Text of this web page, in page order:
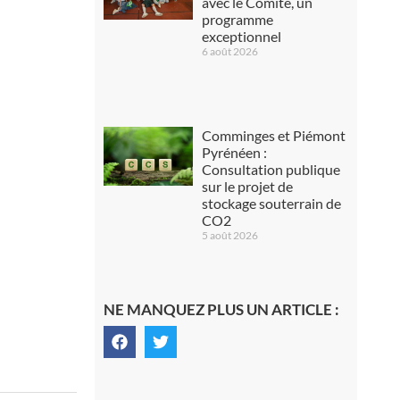
programme
exceptionnel
6 août 2026
Comminges et Piémont
Pyrénéen :
Consultation publique
sur le projet de
stockage souterrain de
CO2
5 août 2026
NE MANQUEZ PLUS UN ARTICLE :